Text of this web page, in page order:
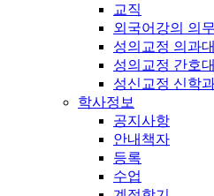
교직
외국어강의 의
성의교정 의과
성의교정 간호
성신교정 신학
학사정보
공지사항
안내책자
등록
수업